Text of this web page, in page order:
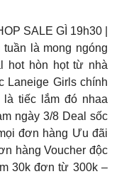
SALE GÌ 19h30 |
là mong ngóng
hot hòn họt từ nhà
Laneige Girls chính
tiếc lắm đó nhaa
ngày 3/8 Deal sốc
đơn hàng Ưu đãi
hàng Voucher độc
30k đơn từ 300k –